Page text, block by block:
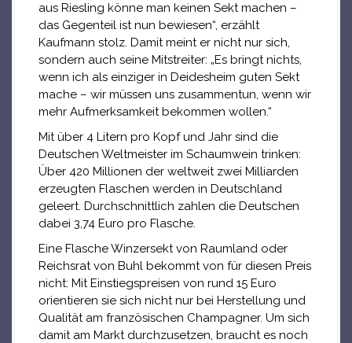
aus Riesling könne man keinen Sekt machen –
das Gegenteil ist nun bewiesen“, erzählt
Kaufmann stolz. Damit meint er nicht nur sich,
sondern auch seine Mitstreiter: „Es bringt nichts,
wenn ich als einziger in Deidesheim guten Sekt
mache – wir müssen uns zusammentun, wenn wir
mehr Aufmerksamkeit bekommen wollen.“
Mit über 4 Litern pro Kopf und Jahr sind die
Deutschen Weltmeister im Schaumwein trinken:
Über 420 Millionen der weltweit zwei Milliarden
erzeugten Flaschen werden in Deutschland
geleert. Durchschnittlich zahlen die Deutschen
dabei 3,74 Euro pro Flasche.
Eine Flasche Winzersekt von Raumland oder
Reichsrat von Buhl bekommt von für diesen Preis
nicht: Mit Einstiegspreisen von rund 15 Euro
orientieren sie sich nicht nur bei Herstellung und
Qualität am französischen Champagner. Um sich
damit am Markt durchzusetzen, braucht es noch